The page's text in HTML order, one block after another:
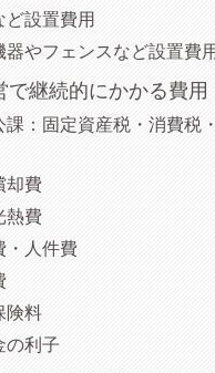
ど設置費用
器やフェンスなど設置費用
で継続的にかかる費用
課：固定資産税・消費税
却費
熱費
・人件費
険料
の利子